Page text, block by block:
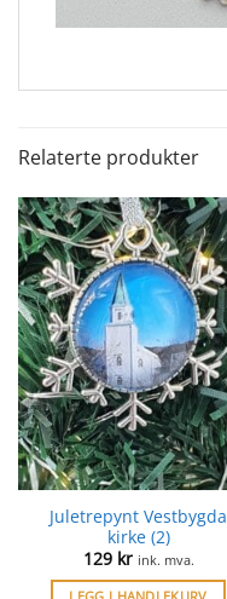
Relaterte produkter
Juletrepynt Vestbygda
kirke (2)
129 kr ink. mva.